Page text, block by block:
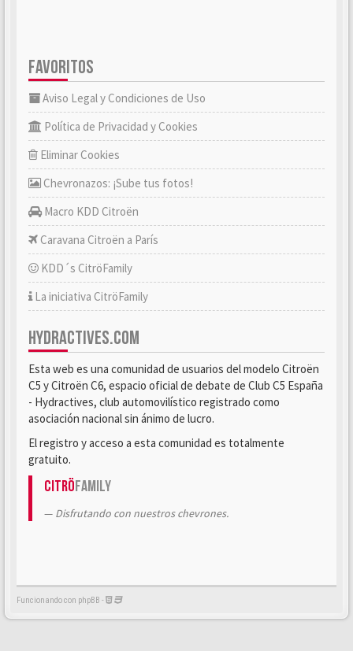
FAVORITOS
Aviso Legal y Condiciones de Uso
Política de Privacidad y Cookies
Eliminar Cookies
Chevronazos: ¡Sube tus fotos!
Macro KDD Citroën
Caravana Citroën a París
KDD´s CitröFamily
La iniciativa CitröFamily
HYDRACTIVES.COM
Esta web es una comunidad de usuarios del modelo Citroën
C5 y Citroën C6, espacio oficial de debate de Club C5 España
- Hydractives, club automovilístico registrado como
asociación nacional sin ánimo de lucro.
El registro y acceso a esta comunidad es totalmente
gratuito.
CitröFamily
Disfrutando con nuestros chevrones.
Funcionando con phpBB -